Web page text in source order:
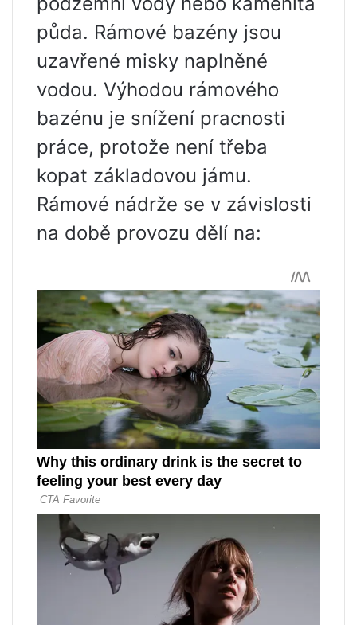
půda. Rámové bazény jsou
uzavřené misky naplněné
vodou. Výhodou rámového
bazénu je snížení pracnosti
práce, protože není třeba
kopat základovou jámu.
Rámové nádrže se v závislosti
na době provozu dělí na: